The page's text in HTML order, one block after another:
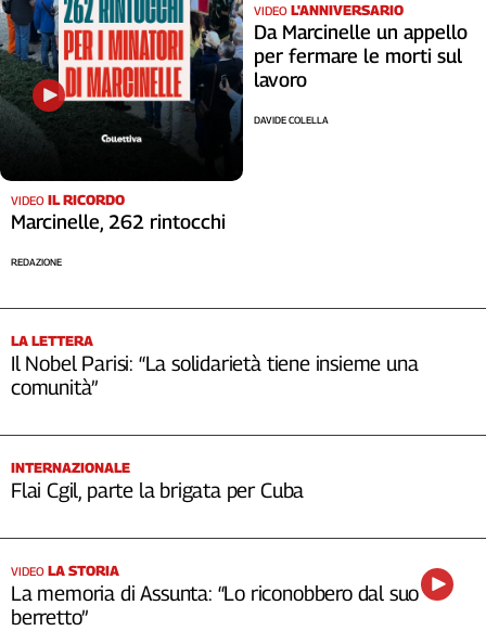
VIDEO IL RICORDO
Marcinelle, 262 rintocchi
REDAZIONE
VIDEO L'ANNIVERSARIO
Da Marcinelle un appello
per fermare le morti sul
lavoro
DAVIDE COLELLA
LA LETTERA
Il Nobel Parisi: “La solidarietà tiene insieme una
comunità”
INTERNAZIONALE
Flai Cgil, parte la brigata per Cuba
VIDEO LA STORIA
La memoria di Assunta: “Lo riconobbero dal suo
berretto”